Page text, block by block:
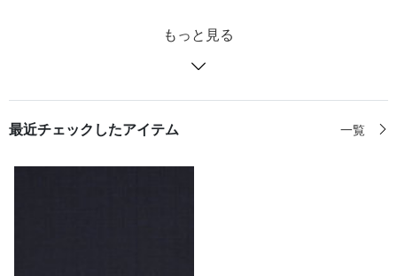
もっと見る
最近チェックしたアイテム 一覧